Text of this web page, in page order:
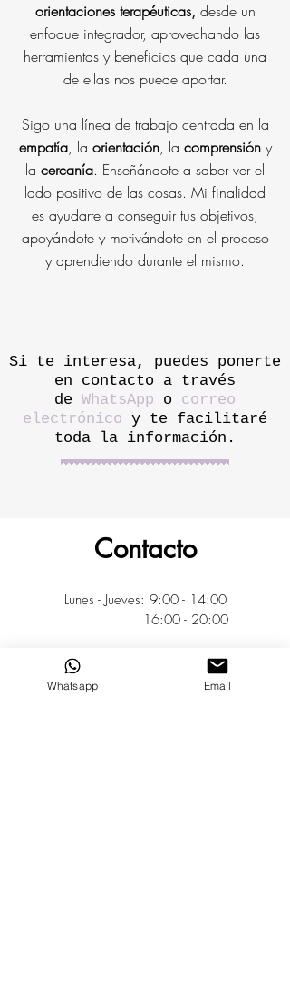
orientaciones terapéuticas, desde un
enfoque integrador, aprovechando las
herramientas y beneficios que cada una
de ellas nos puede aportar.
Sigo una línea de trabajo centrada en la
empatía, la orientación, la comprensióny
la cercanía. Enseñándote a saber ver el
lado positivo de las cosas. Mi finalidad
es ayudarte a conseguir tus objetivos,
apoyándote y motivándote en el proceso
y aprendiendo durante el mismo.
Si te interesa, puedes ponerte
en contacto a través
de WhatsApp o correo
electrónico y te facilitaré
toda la información.
Contacto
Lunes - Jueves: 9:00 - 14:00
16:00 - 20:00
Viernes: 9:00 - 14:00
Whatsapp Email